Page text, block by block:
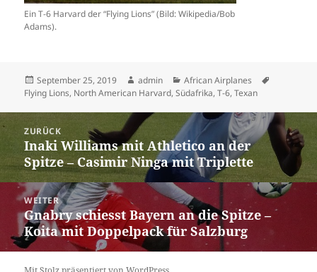
Ein T-6 Harvard der “Flying Lions” (Bild: Wikipedia/Bob
Adams).
Veröffentlicht
am
September 25, 2019 Autor
admin Kategorien
African Airplanes
Flying Lions, North American Harvard,Südafrika,T-6,Texan
Beitrags-
Navigation
ZURÜCK
Vorheriger
Beitrag:
Inaki Williams mit Athletico an der
Spitze – Casimir Ninga mit Triplette
WEITER
Nächster
Beitrag:
Gnabry schiesst Bayern an die Spitze –
Koita mit Doppelpack für Salzburg